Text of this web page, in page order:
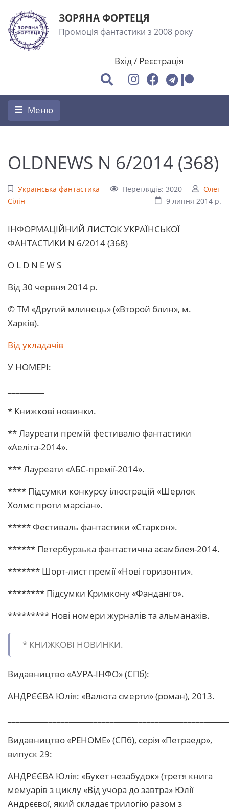
ЗОРЯНА ФОРТЕЦЯ
Промоція фантастики з 2008 року
Вхід/ Реєстрація
Меню
OLDNEWS N 6/2014 (368)
Українська фантастика Переглядів: 3020
Олег
Сілін
9 липня 2014 р.
ІHФОРМАЦІЙНИЙ ЛИСТОК УКРАЇHСЬКОЇ
ФАHТАСТИКИ N 6/2014 (368)
O L D N E W S
Від 30 червня 2014 р.
© ТМ «Другий млинець» («Второй блин», м.
Харків).
Від укладачів
У НОМЕРІ:
* Книжкові новинки.
** Лауреати премій фестивалю фантастики
«Аеліта-2014».
*** Лауреати «АБС-премії-2014».
**** Підсумки конкурсу ілюстрацій «Шерлок
Холмс проти марсіан».
***** Фестиваль фантастики «Старкон».
****** Петербурзька фантастична асамблея-2014.
******* Шорт-лист премії «Нові горизонти».
******** Підсумки Кримкону «Фанданго».
********* Нові номери журналів та альманахів.
* КHИЖКОВІ HОВИHКИ.
Видавництво «АУРА-ІНФО» (СПб):
АНДРЄЄВА Юлія: «Валюта смерти» (роман), 2013.
Видавництво «РЕНОМЕ» (СПб), серія «Петраедр»,
випуск 29:
АНДРЄЄВА Юлія: «Букет незабудок» (третя книга
мемуарів з циклу «Від учора до завтра» Юлії
Андрєєвої, який складає трилогію разом з